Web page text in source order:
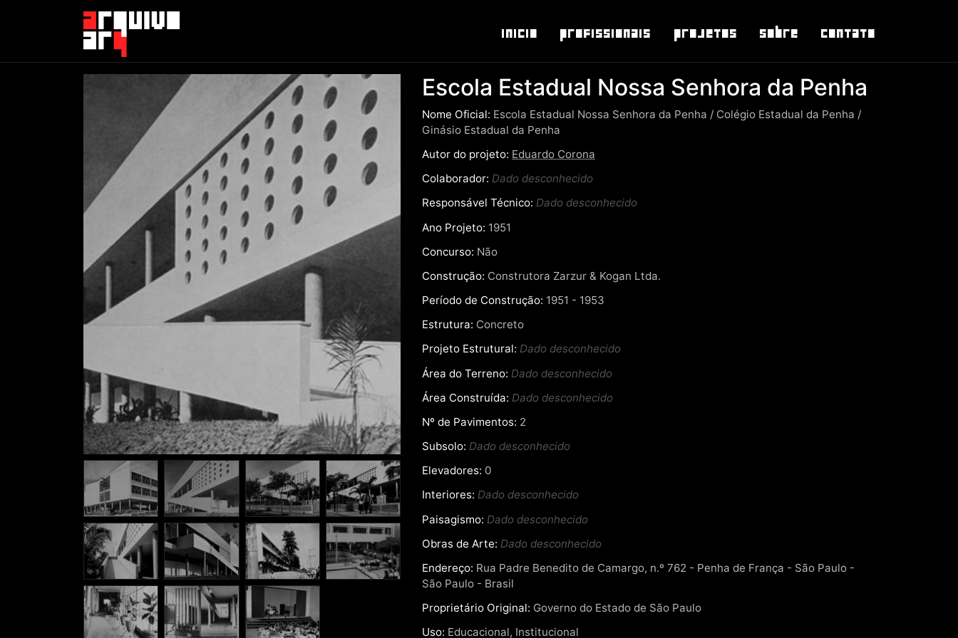
Inicio Profissionais Projetos Sobre Contato
Escola Estadual Nossa Senhora da Penha
Nome Oficial: Escola Estadual Nossa Senhora da Penha / Colégio Estadual da Penha /
Ginásio Estadual da Penha
Autor do projeto: Eduardo Corona
Colaborador: Dado desconhecido
Responsável Técnico: Dado desconhecido
Ano Projeto: 1951
Concurso: Não
Construção: Construtora Zarzur & Kogan Ltda.
Período de Construção: 1951 - 1953
Estrutura: Concreto
Projeto Estrutural: Dado desconhecido
Área do Terreno: Dado desconhecido
Área Construída: Dado desconhecido
Nº de Pavimentos: 2
Subsolo: Dado desconhecido
Elevadores: 0
Interiores: Dado desconhecido
Paisagismo: Dado desconhecido
Obras de Arte: Dado desconhecido
Endereço: Rua Padre Benedito de Camargo, n.º 762 - Penha de França - São Paulo -
São Paulo - Brasil
Proprietário Original: Governo do Estado de São Paulo
Uso: Educacional, Institucional